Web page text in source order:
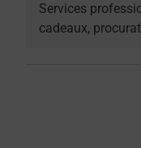
Services
cadeaux,